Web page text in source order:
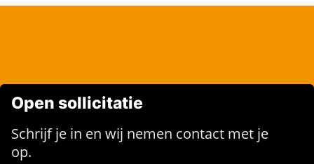
Open sollicitatie
Schrijf je in en wij nemen contact met je
op.